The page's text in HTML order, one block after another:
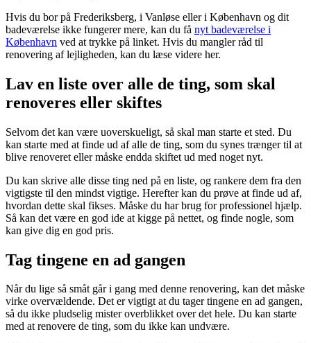
Hvis du bor på Frederiksberg, i Vanløse eller i København og dit
badeværelse ikke fungerer mere, kan du få nyt badeværelse i
København ved at trykke på linket. Hvis du mangler råd til
renovering af lejligheden, kan du læse videre her.
Lav en liste over alle de ting, som skal
renoveres eller skiftes
Selvom det kan være uoverskueligt, så skal man starte et sted. Du
kan starte med at finde ud af alle de ting, som du synes trænger til at
blive renoveret eller måske endda skiftet ud med noget nyt.
Du kan skrive alle disse ting ned på en liste, og rankere dem fra den
vigtigste til den mindst vigtige. Herefter kan du prøve at finde ud af,
hvordan dette skal fikses. Måske du har brug for professionel hjælp.
Så kan det være en god ide at kigge på nettet, og finde nogle, som
kan give dig en god pris.
Tag tingene en ad gangen
Når du lige så småt går i gang med denne renovering, kan det måske
virke overvældende. Det er vigtigt at du tager tingene en ad gangen,
så du ikke pludselig mister overblikket over det hele. Du kan starte
med at renovere de ting, som du ikke kan undvære.